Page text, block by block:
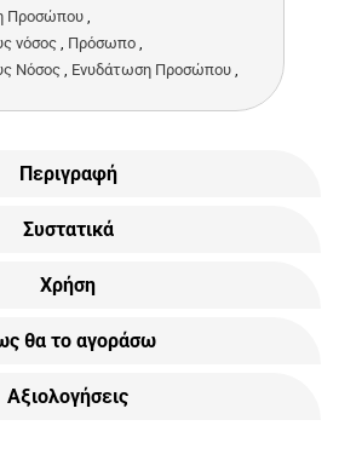
Προσώπου ,
νόσος , Πρόσωπο ,
Νόσος , Ενυδάτωση Προσώπου ,
Περιγραφή
Συστατικά
Χρήση
θα το αγοράσω
Αξιολογήσεις